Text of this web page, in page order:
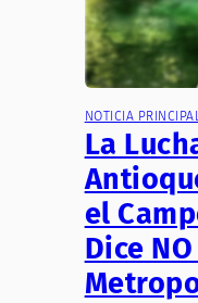
NOTICIA
La
el
Dice